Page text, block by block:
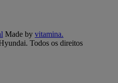
Made by vitamina.
Todos os direitos